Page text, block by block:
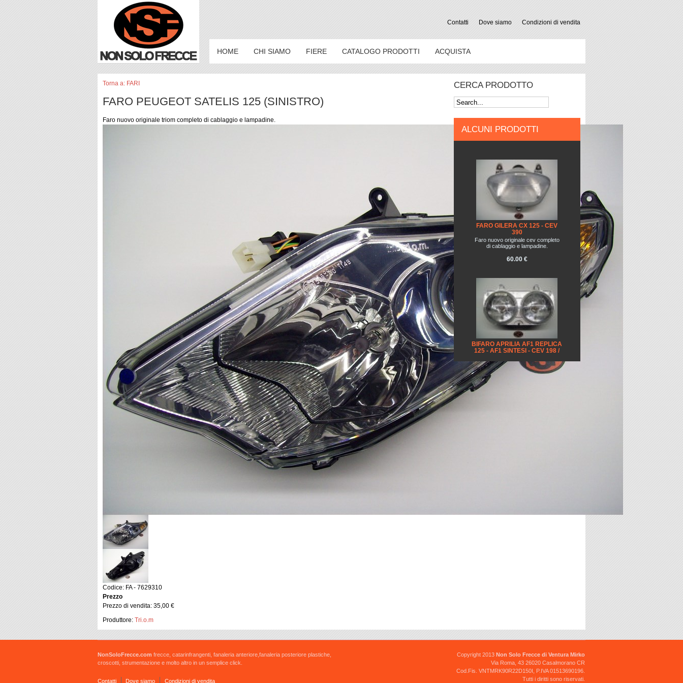
Contatti Dove siamo Condizioni di vendita
HOME CHI SIAMO FIERE CATALOGO PRODOTTI ACQUISTA
Torna a: FARI
FARO PEUGEOT SATELIS 125 (SINISTRO)
Faro nuovo originale triom completo di cablaggio e lampadine.
Codice: FA - 7629310
Prezzo
Prezzo di vendita: 35,00 €
Produttore: Tri.o.m
CERCA PRODOTTO
ALCUNI PRODOTTI
FARO GILERA CX 125 - CEV
390
Faro nuovo originale cev completo
di cablaggio e lampadine.
60.00 €
BIFARO APRILIA AF1 REPLICA
125 - AF1 SINTESI - CEV 198 /
Bifaro nuovo originale cev
completo di cablaggio e lampadine.
NonSoloFrecce.com frecce, catarinfrangenti, fanaleria anteriore,fanaleria posteriore plastiche,
croscotti, strumentazione e molto altro in un semplice click.
Contatti Dove siamo Condizioni di vendita
Copyright 2013 Non Solo Frecce di Ventura Mirko
Via Roma, 43 26020 Casalmorano CR
Cod.Fis. VNTMRK90R22D150I, P.IVA 01513690196.
Tutti i diritti sono riservati.